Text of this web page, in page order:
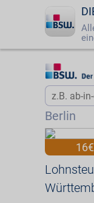
Startseite
Login
Berlin
16€